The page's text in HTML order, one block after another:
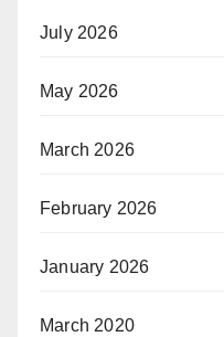
July 2026
May 2026
March 2026
February 2026
January 2026
March 2020